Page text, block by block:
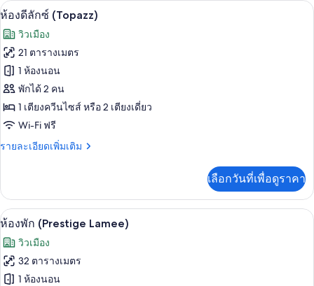
ห้อง
ลัก
ซ์
(Lamee)
เปิด
ภาพถ่าย
ทั้งหมด
ของ
ห้อง
ดี
ลัก
ซ์
6
ห้องดีลักซ์ (Topazz)
วิวเมือง
21 ตารางเมตร
1 ห้องนอน
พักได้ 2 คน
1 เตียงควีนไซส์ หรือ 2 เตียงเดี่ยว
Wi-Fi ฟรี
รายละเอียดเพิ่มเติม
ราย
เกี่ยว
กับ
ห้อง
ลัก
ซ์
(Topazz)
เลือกวันที่เพื่อดูราคา
เปิด
ภาพถ่าย
ทั้งหมด
ของ
เครื่องนอนระดับพรีเมียม, ผ้านวมขนเ
8
ห้องพัก (Prestige Lamee)
วิวเมือง
32 ตารางเมตร
1 ห้องนอน